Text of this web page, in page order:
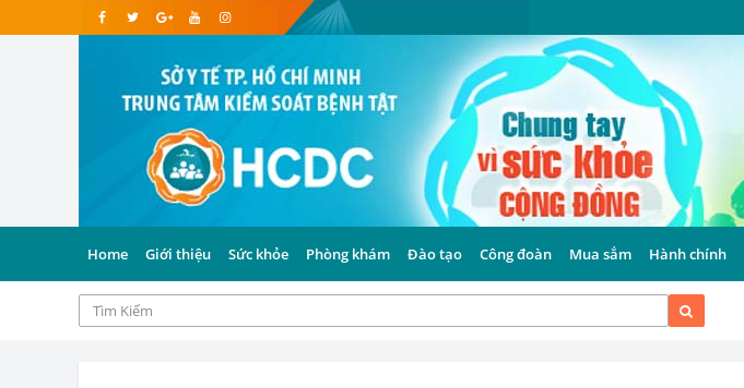
Home Giới thiệu Sức khỏe Phòng khám Đào tạo Công đoàn Mua sắm Hành chính